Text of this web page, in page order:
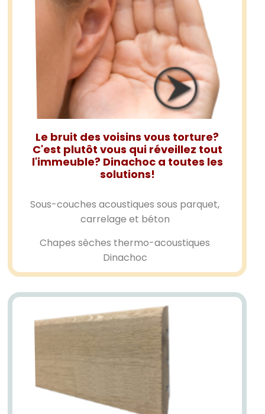
Le bruit des voisins vous torture?
C'est plutôt vous qui réveillez tout
l'immeuble? Dinachoc a toutes les
solutions!
Sous-couches acoustiques sous parquet,
carrelage et béton
Chapes sèches thermo-acoustiques
Dinachoc